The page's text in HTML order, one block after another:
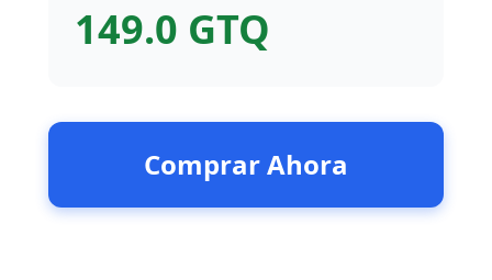
149.0 GTQ
Comprar Ahora